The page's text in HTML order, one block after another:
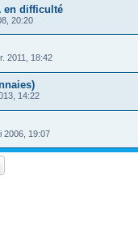
en difficulté
20:20
2011, 18:42
14:22
2006, 19:07